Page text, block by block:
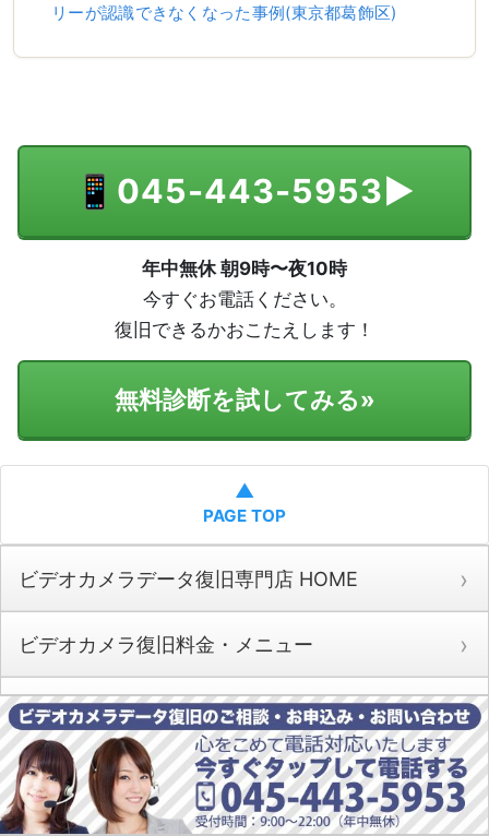
リーが認識できなくなった事例(東京都葛飾区)
📱 045-443-5953▶
年中無休 朝9時〜夜10時
今すぐお電話ください。
復旧できるかおこたえします！
無料診断を試してみる»
▲
PAGE TOP
ビデオカメラデータ復旧専門店 HOME
ビデオカメラ復旧料金・メニュー
ビデオカメラ データ復旧の流れ
お客様の声